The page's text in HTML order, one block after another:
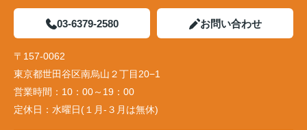
03-6379-2580 お問い合わせ
〒157-0062
東京都世田谷区南烏山２丁目20−1
営業時間： 10：00～19：00
定休日： 水曜日(１月-３月は無休)